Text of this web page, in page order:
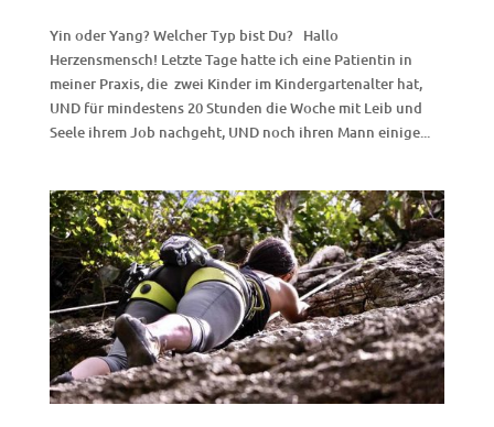
Yin oder Yang? Welcher Typ bist Du? Hallo
Herzensmensch! Letzte Tage hatte ich eine Patientin in
meiner Praxis, die zwei Kinder im Kindergartenalter hat,
UND für mindestens 20 Stunden die Woche mit Leib und
Seele ihrem Job nachgeht, UND noch ihren Mann einige...